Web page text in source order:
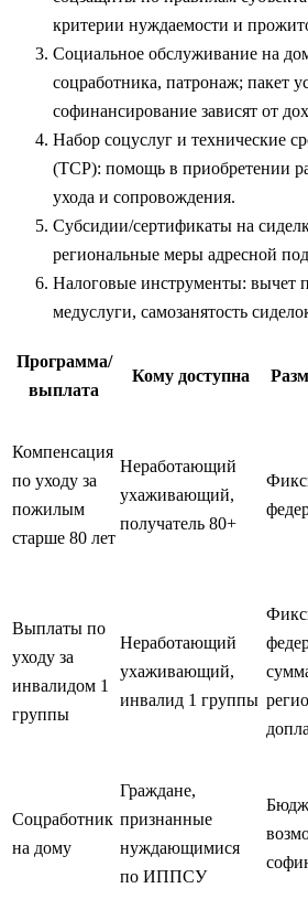
критерии нуждаемости и
Социальное обслуживание на
соцработника, патронаж; пакет
софинансирование зависят от
Набор соцуслуг и технические
(ТСР): помощь в приобретении
ухода и сопровождения.
Субсидии/сертификаты на
региональные меры адресной
Налоговые инструменты:
медуслуги, самозанятость
Программа/
выплата
Кому доступна
Компенсация
по уходу за
пожилым
старше 80 лет
Неработающий
ухаживающий,
получатель 80+
Выплаты по
уходу за
инвалидом 1
группы
Неработающий
ухаживающий,
инвалид 1 группы
Соцработник
на дому
Граждане,
признанные
нуждающимися
по ИППСУ